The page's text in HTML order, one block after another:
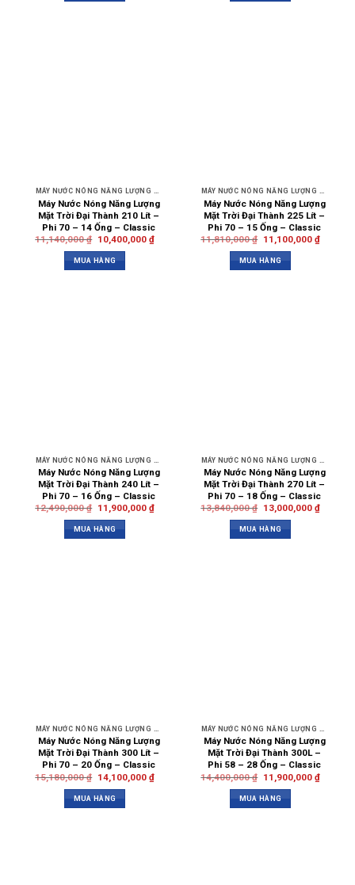
MÁY NƯỚC NÓNG NĂNG LƯỢNG MẶT TRỜI
Máy Nước Nóng Năng Lượng
Mặt Trời Đại Thành 210 Lít –
Phi 70 – 14 Ống – Classic
11,140,000₫ 10,400,000 ₫
MUA HÀNG
MÁY NƯỚC NÓNG NĂNG LƯỢNG MẶT TRỜI
Máy Nước Nóng Năng Lượng
Mặt Trời Đại Thành 225 Lít –
Phi 70 – 15 Ống – Classic
11,810,000₫ 11,100,000 ₫
MUA HÀNG
Máy Nước Nóng Năng Lượng
Mặt Trời Đại Thành 240 Lít –
Phi 70 – 16 Ống – Classic
12,490,000₫ 11,900,000 ₫
MUA HÀNG
Máy Nước Nóng Năng Lượng
Mặt Trời Đại Thành 270 Lít –
Phi 70 – 18 Ống – Classic
13,840,000₫ 13,000,000 ₫
MUA HÀNG
MÁY NƯỚC NÓNG NĂNG LƯỢNG MẶT TRỜI
Máy Nước Nóng Năng Lượng
Mặt Trời Đại Thành 300 Lít –
Phi 70 – 20 Ống – Classic
15,180,000₫ 14,100,000 ₫
MUA HÀNG
MÁY NƯỚC NÓNG NĂNG LƯỢNG MẶT TRỜI
Máy Nước Nóng Năng Lượng
Mặt Trời Đại Thành 300L –
Phi 58 – 28 Ống – Classic
14,400,000₫ 11,900,000 ₫
MUA HÀNG